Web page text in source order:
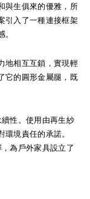
與生俱來的優雅，所
引入了一種連接框架
地相互互鎖，實現輕
它的圓形金屬腿，既
性。使用由再生紗
境責任的承諾。
為戶外家具設立了